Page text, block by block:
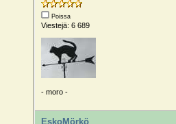
Poissa
Viestejä: 6 689
- moro -
EskoMörkö